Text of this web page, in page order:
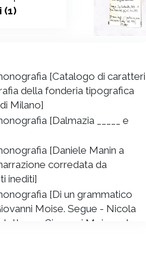
(1)
[Catalogo di caratteri
della fonderia tipografica
Milano]
[Dalmazia _____ e
[Daniele Manin a
corredata da
inediti]
[Di un grammatico
Moise. Segue - Nicola
lettera a Giovanni Moise ed